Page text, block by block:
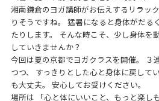
湘南鎌倉のヨガ講師がお伝えするリラッ
りそうですね。 猛暑になると身体がだる
たりします。 そんな時こそ、少し身体を
していきませんか？
今回は夏の京都でヨガクラスを開催。 ３
つつ、 すっきりとした心と身体に戻して
も大丈夫。 安心してお受けください。
場所は 「心と体にいいこと、もっと楽し